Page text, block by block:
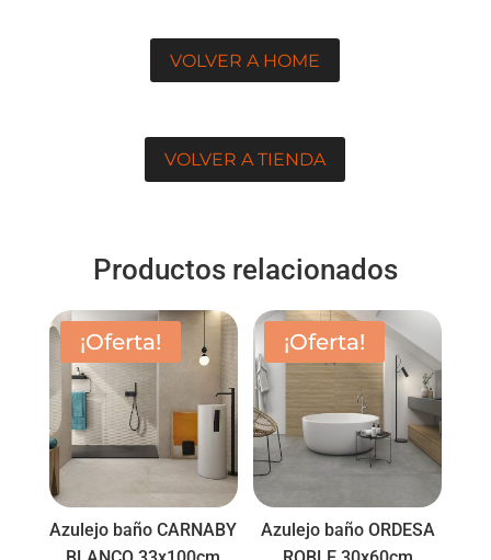
VOLVER A HOME
VOLVER A TIENDA
Productos relacionados
¡Oferta!
Azulejo baño CARNABY
¡Oferta!
Azulejo baño ORDESA